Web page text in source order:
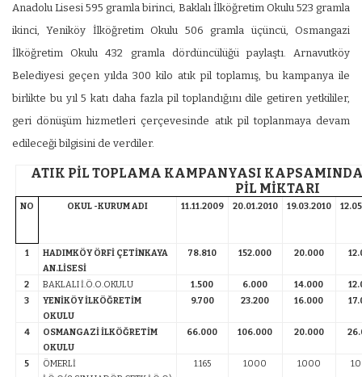
Anadolu Lisesi 595 gramla birinci, Baklalı İlköğretim Okulu 523 gramla
ikinci, Yeniköy İlköğretim Okulu 506 gramla üçüncü, Osmangazi
İlköğretim Okulu 432 gramla dördüncülüğü paylaştı. Arnavutköy
Belediyesi geçen yılda 300 kilo atık pil toplamış, bu kampanya ile
birlikte bu yıl 5 katı daha fazla pil toplandığını dile getiren yetkililer,
geri dönüşüm hizmetleri çerçevesinde atık pil toplanmaya devam
edileceği bilgisini de verdiler.
ATIK PİL TOPLAMA KAMPANYASI
PİL MİKTARI
NO OKUL -KURUM ADI 11.11.2009 20.01.2010 19.03.2010
1
HADIMKÖY ÖRFİ ÇETİNKAYA
AN.LİSESİ
78.810 152.000 20.000
2 BAKLALI İ.Ö.O.OKULU 1.500 6.000 14.000
3
YENİKÖY İLKÖĞRETİM
OKULU
9.700 23.200 16.000
4
OSMANGAZİ İLKÖĞRETİM
OKULU
66.000 106.000 20.000
5
ÖMERLİ
1.165 1.000 1.000